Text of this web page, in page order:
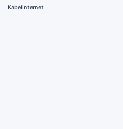
Kabelinternet